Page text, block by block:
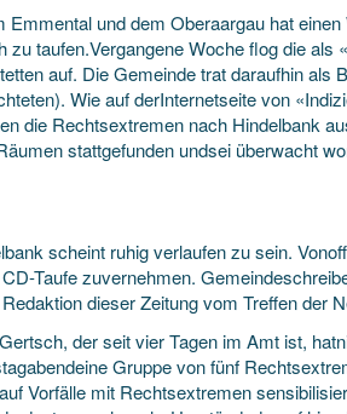
und dem Oberaargau hat
taufen.Vergangene Woche flog die als
auf. Die Gemeinde trat daraufhin als
Wie auf derInternetseite von
die Rechtsextremen nach Hindelbank
stattgefunden undsei überwacht
scheint ruhig verlaufen zu sein.
Taufe zuvernehmen.
dieser Zeitung vom Treffen der
der seit vier Tagen im Amt ist,
Gruppe von fünf
Vorfälle mit Rechtsextremen